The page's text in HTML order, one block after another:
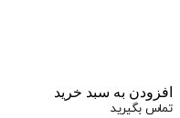
به سبد خرید
بگیرید